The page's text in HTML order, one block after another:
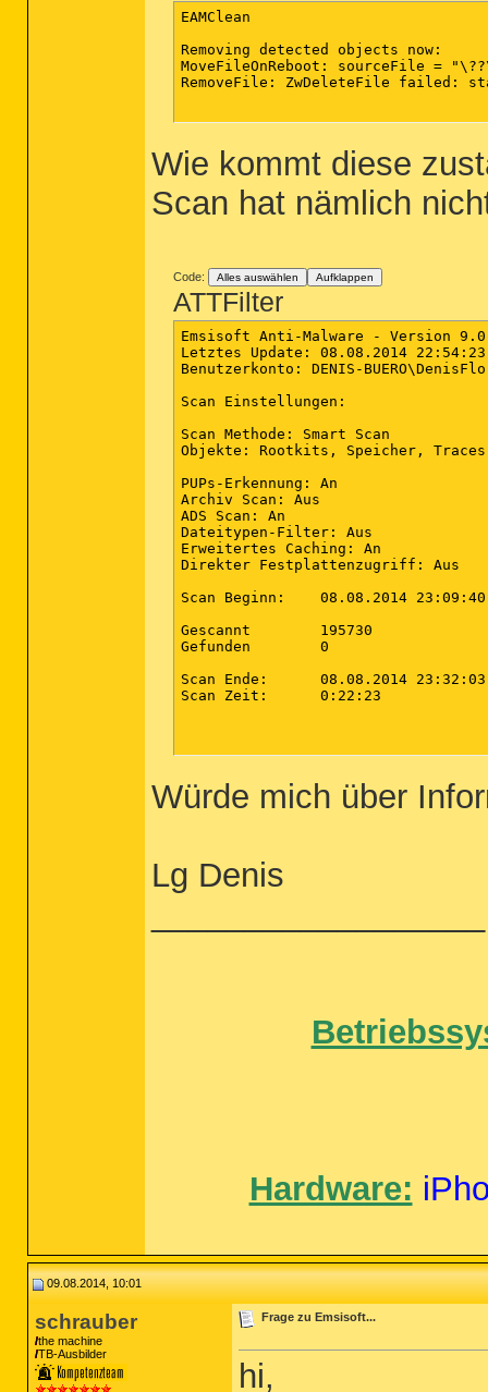
EAMClean
Removing detected objects now:
MoveFileOnReboot: sourceFile =
RemoveFile: ZwDeleteFile failed:
Wie kommt diese
Scan hat nämlich
Code: Alles auswählen Aufklappen
ATTFilter
Emsisoft Anti-Malware - Version 9.0
Letztes Update: 08.08.2014 22:54:23
Benutzerkonto: DENIS-
Scan Einstellungen:
Scan Methode: Smart Scan
Objekte: Rootkits, Speicher,
PUPs-Erkennung: An
Archiv Scan: Aus
ADS Scan: An
Dateitypen-Filter: Aus
Erweitertes Caching: An
Direkter Festplattenzugriff: Aus
Scan Beginn:	08.08.2014 23:09:40
Gescannt	195730
Gefunden	0
Scan Ende:	08.08.2014 23:32:03
Scan Zeit:	0:22:23
Würde mich über
Lg Denis
Hardware:
09.08.2014, 10:01
schrauber
the machine
TB-Ausbilder
Frage zu Emsisoft...
hi,